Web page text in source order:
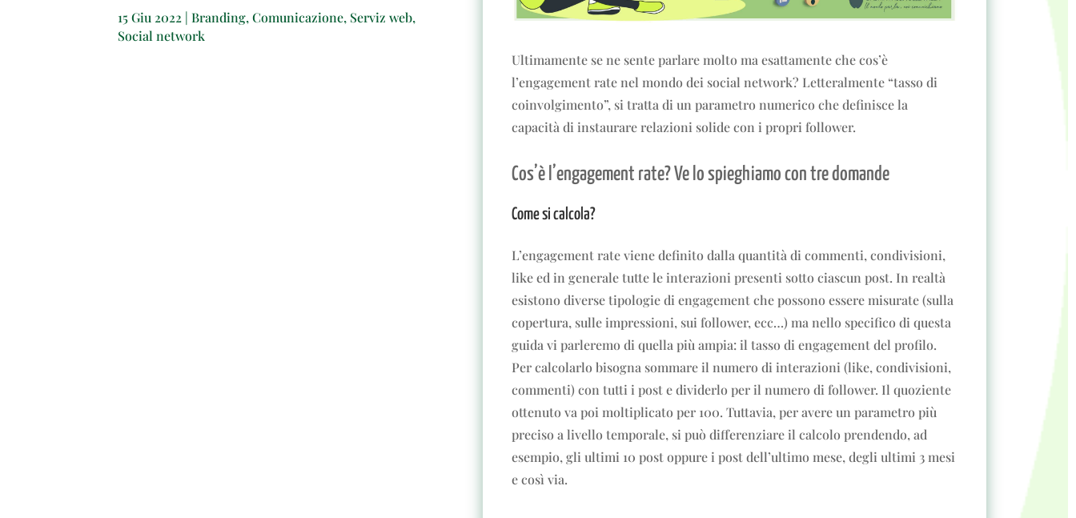
15 Giu 2022 |Branding,Comunicazione, Serviz web,
Social network
Ultimamente se ne sente parlare molto ma esattamente che cos’è
l’engagement rate nel mondo dei social network? Letteralmente “tasso di
coinvolgimento”, si tratta di un parametro numerico che definisce la
capacità di instaurare relazioni solide con i propri follower.
Cos’è l’engagement rate? Ve lo spieghiamo con tre domande
Come si calcola?
L’engagement rate viene definito dalla quantità di commenti, condivisioni,
like ed in generale tutte le interazioni presenti sotto ciascun post. In realtà
esistono diverse tipologie di engagement che possono essere misurate (sulla
copertura, sulle impressioni, sui follower, ecc…) ma nello specifico di questa
guida vi parleremo di quella più ampia: il tasso di engagement del profilo.
Per calcolarlo bisogna sommare il numero di interazioni (like, condivisioni,
commenti) con tutti i post e dividerlo per il numero di follower. Il quoziente
ottenuto va poi moltiplicato per 100. Tuttavia, per avere un parametro più
preciso a livello temporale, si può differenziare il calcolo prendendo, ad
esempio, gli ultimi 10 post oppure i post dell’ultimo mese, degli ultimi 3 mesi
e così via.